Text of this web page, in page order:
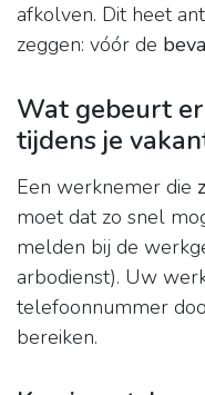
afkolven. Dit heet
zeggen: vóór de
Wat gebeurt
tijdens je
Een werknemer die
moet dat zo snel
melden bij de
arbodienst). Uw
telefoonnummer
bereiken.